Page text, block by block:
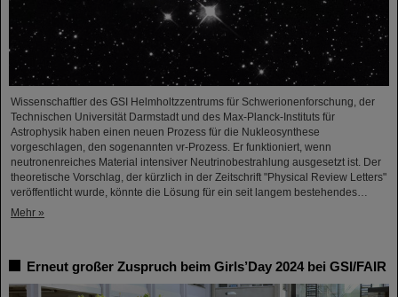
Wissenschaftler des GSI Helmholtzzentrums für Schwerionenforschung, der
Technischen Universität Darmstadt und des Max-Planck-Instituts für
Astrophysik haben einen neuen Prozess für die Nukleosynthese
vorgeschlagen, den sogenannten νr-Prozess. Er funktioniert, wenn
neutronenreiches Material intensiver Neutrinobestrahlung ausgesetzt ist. Der
theoretische Vorschlag, der kürzlich in der Zeitschrift "Physical Review Letters"
veröffentlicht wurde, könnte die Lösung für ein seit langem bestehendes…
Mehr »
Erneut großer Zuspruch beim Girls’Day 2024 bei GSI/FAIR